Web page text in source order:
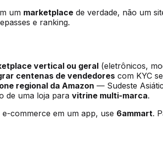
um marketplace de verdade, não um
e ranking.
vertical ou geral (eletrônicos,
centenas de vendedores com KYC
regional da Amazon — Sudeste
de uma loja para vitrine multi-marca.
commerce em um app, use 6ammart.